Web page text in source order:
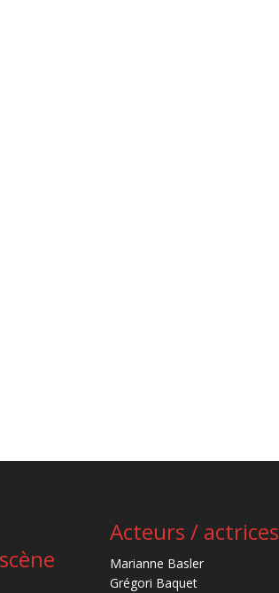
Acteurs / actrices
Marianne Basler
Grégori Baquet